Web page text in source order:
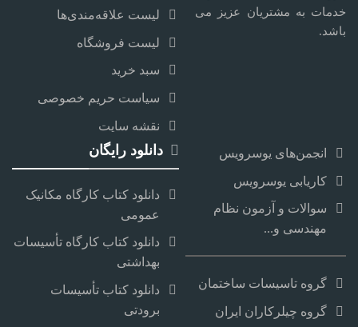
خدمات به مشتریان عزیز می
باشد.
لیست علاقه‌مندی‌ها
لیست فروشگاه
سبد خرید
سیاست حریم خصوصی
نقشه سایت
انجمن‌های یوسرویس
کاریابی یوسرویس
سوالات و آزمون نظام
مهندسی و...
گروه تاسیسات ساختمان
گروه چیلرکاران ایران
دانلود رایگان
دانلود کتاب کارگاه مکانیک
عمومی
دانلود کتاب کارگاه تأسیسات
بهداشتی
دانلود کتاب تأسیسات
برودتی